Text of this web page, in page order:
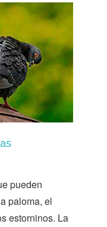
pueden
paloma, el
estorninos. La